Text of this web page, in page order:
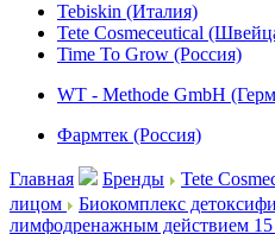
Tebiskin (Италия)
Tete Cosmeceutical
Time To Grow (Россия)
WT - Methode GmbH
Фармтек (Россия)
Главная Бренды Tete
лицом
Биокомплекс
лимфодренажным действием